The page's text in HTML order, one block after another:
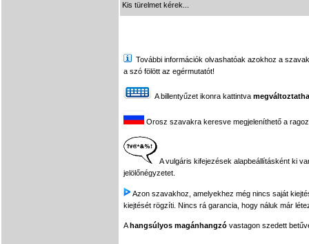
Kis türelmet kérek...
További információk olvashatóak azokhoz a
a szó fölött az egérmutatót!
A billentyűzet ikonra kattintva
Orosz szavakra keresve megjeleníthető a
A vulgáris kifejezések alapbeállításként ki
jelölőnégyzetet.
Azon szavakhoz, amelyekhez még nincs saját
kiejtését rögzíti. Nincs rá garancia, hogy náluk már
Ahangsúlyos magánhangzó vastagon szedett